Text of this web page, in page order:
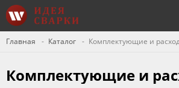
Главная Каталог Комплектующие и
Комплектующие и